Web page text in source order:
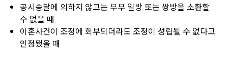
공시송달에 의하지 않고는 부부 일방 또는 쌍방을 소환할
수 없을 때
이혼사건이 조정에 회부되더라도 조정이 성립될 수 없다고
인정됐을 때